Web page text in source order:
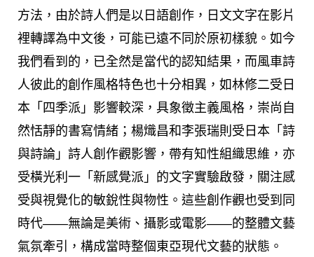
方法，由於詩人們是以日語創作，日文文字在影片
裡轉譯為中文後，可能已遠不同於原初樣貌。如今
我們看到的，已全然是當代的認知結果，而風車詩
人彼此的創作風格特色也十分相異，如林修二受日
本「四季派」影響較深，具象徵主義風格，崇尚自
然恬靜的書寫情緒；楊熾昌和李張瑞則受日本「詩
與詩論」詩人創作觀影響，帶有知性組織思維，亦
受橫光利一「新感覺派」的文字實驗啟發，關注感
受與視覺化的敏銳性與物性。這些創作觀也受到同
時代——無論是美術、攝影或電影——的整體文藝
氣氛牽引，構成當時整個東亞現代文藝的狀態。